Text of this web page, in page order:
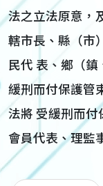
法之立法原意，
轄市長、縣（市
民代 表、鄉（鎮
緩刑而付保護管
法將 受緩刑而付
會員代表、理監